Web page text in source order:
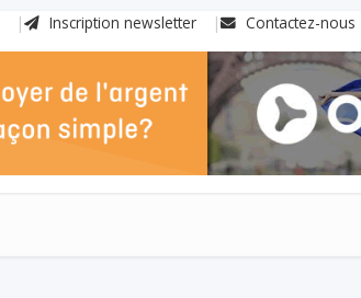
Inscription newsletter Contactez-nous